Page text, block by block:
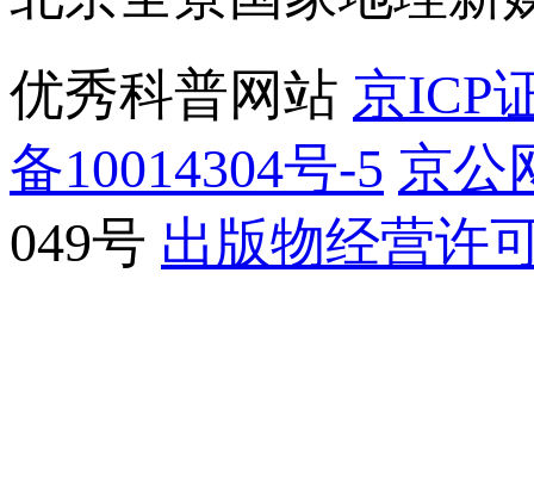
优秀科普网站 京ICP
备10014304号-5 京公
049号 出版物经营许